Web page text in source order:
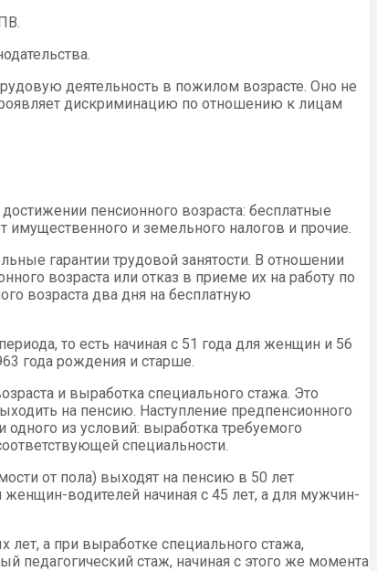
деятельность в пожилом возрасте. Оно не
дискриминацию по отношению к лицам
пенсионного возраста: бесплатные
имущественного и земельного налогов и прочие.
гарантии трудовой занятости. В отношении
возраста или отказ в приеме их на работу по
возраста два дня на бесплатную
то есть начиная с 51 года для женщин и 56
года рождения и старше.
и выработка специального стажа. Это
на пенсию. Наступление предпенсионного
одного из условий: выработка требуемого
специальности.
от пола) выходят на пенсию в 50 лет
водителей начиная с 45 лет, а для мужчин-
а при выработке специального стажа,
педагогический стаж, начиная с этого же момента